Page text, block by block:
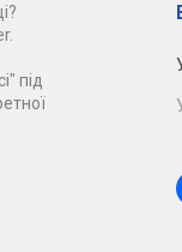
під